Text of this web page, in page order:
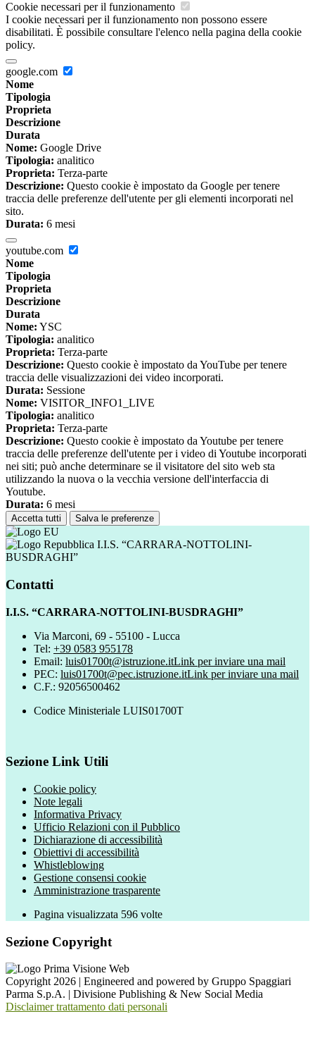
Cookie necessari per il funzionamento
I cookie necessari per il funzionamento non possono essere
disabilitati. È possibile consultare l'elenco nella pagina della cookie
policy.
google.com
Nome
Tipologia
Proprieta
Descrizione
Durata
Nome: Google Drive
Tipologia: analitico
Proprieta: Terza-parte
Descrizione: Questo cookie è impostato da Google per tenere
traccia delle preferenze dell'utente per gli elementi incorporati nel
sito.
Durata: 6 mesi
youtube.com
Nome
Tipologia
Proprieta
Descrizione
Durata
Nome: YSC
Tipologia: analitico
Proprieta: Terza-parte
Descrizione: Questo cookie è impostato da YouTube per tenere
traccia delle visualizzazioni dei video incorporati.
Durata: Sessione
Nome: VISITOR_INFO1_LIVE
Tipologia: analitico
Proprieta: Terza-parte
Descrizione: Questo cookie è impostato da Youtube per tenere
traccia delle preferenze dell'utente per i video di Youtube incorporati
nei siti; può anche determinare se il visitatore del sito web sta
utilizzando la nuova o la vecchia versione dell'interfaccia di
Youtube.
Durata: 6 mesi
Accetta tutti Salva le preferenze
I.I.S. “CARRARA-NOTTOLINI-
BUSDRAGHI”
Contatti
I.I.S. “CARRARA-NOTTOLINI-BUSDRAGHI”
Via Marconi, 69 - 55100 - Lucca
Tel: +39 0583 955178
Email: luis01700t@istruzione.itLink per inviare una mail
PEC: luis01700t@pec.istruzione.itLink per inviare una mail
C.F.: 92056500462
Codice Ministeriale LUIS01700T
Sezione Link Utili
Cookie policy
Note legali
Informativa Privacy
Ufficio Relazioni con il Pubblico
Dichiarazione di accessibilità
Obiettivi di accessibilità
Whistleblowing
Gestione consensi cookie
Amministrazione trasparente
Pagina visualizzata 596 volte
Sezione Copyright
Copyright 2026 | Engineered and powered by Gruppo Spaggiari
Parma S.p.A. | Divisione Publishing & New Social Media
Disclaimer trattamento dati personali